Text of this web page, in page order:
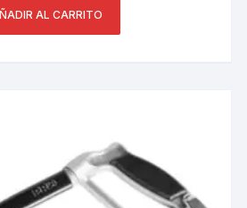
AL CARRITO